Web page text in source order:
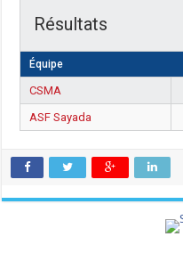
Résultats
Équipe
CSMA
ASF Sayada